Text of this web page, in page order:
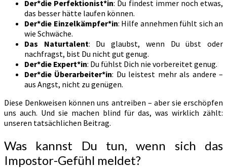
Der*die Perfektionist*in: Du findest immer noch etwas,
das besser hätte laufen können.
Der*die Einzelkämpfer*in: Hilfe annehmen fühlt sich an
wie Schwäche.
Das Naturtalent: Du glaubst, wenn Du übst oder
nachfragst, bist Du nicht gut genug.
Der*die Expert*in: Du fühlst Dich nie vorbereitet genug.
Der*die Überarbeiter*in: Du leistest mehr als andere –
aus Angst, nicht zu genügen.
Diese Denkweisen können uns antreiben – aber sie erschöpfen
uns auch. Und sie machen blind für das, was wirklich zählt:
unseren tatsächlichen Beitrag.
Was kannst Du tun, wenn sich das
Impostor-Gefühl meldet?